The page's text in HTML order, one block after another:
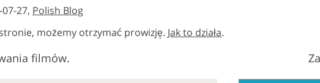
Kartki walentynkowe
Zaproszenia ślubne
dla dzieci
27, Polish Blog
możemy otrzymać prowizję. Jak to działa.
filmów.